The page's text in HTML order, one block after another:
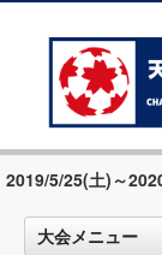
2019/5/25(土)～
大会メニュー